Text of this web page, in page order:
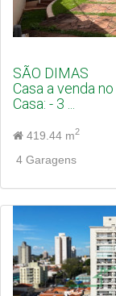
SÃO DIMAS
Casa a venda
Casa: - 3 ...
419.44 m2
4 Garagens